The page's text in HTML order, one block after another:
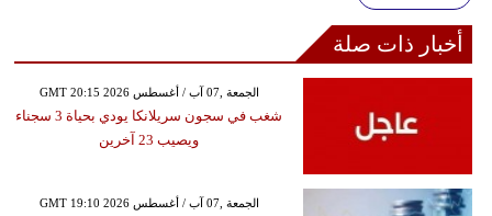
أخبار ذات صلة
GMT 20:15 2026 الجمعة ,07 آب / أغسطس
شغب في سجون سريلانكا يودي بحياة 3 سجناء
ويصيب 23 آخرين
GMT 19:10 2026 الجمعة ,07 آب / أغسطس